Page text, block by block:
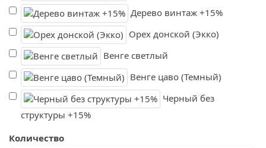
Дерево винтаж +15%
Орех донской (Экко)
Венге светлый
Венге цаво (Темный)
Черный без
структуры +15%
Количество